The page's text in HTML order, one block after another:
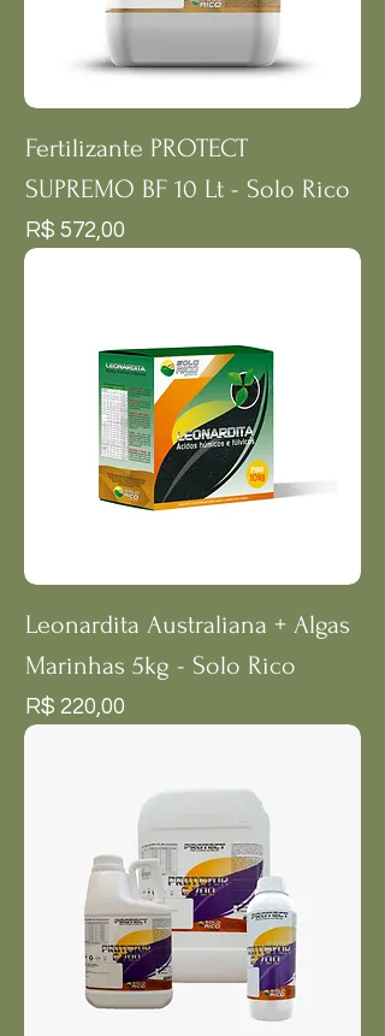
Fertilizante PROTECT
SUPREMO BF 10 Lt - Solo Rico
Preço
R$ 572,00
Leonardita Australiana + Algas
Marinhas 5kg - Solo Rico
Preço
R$ 220,00